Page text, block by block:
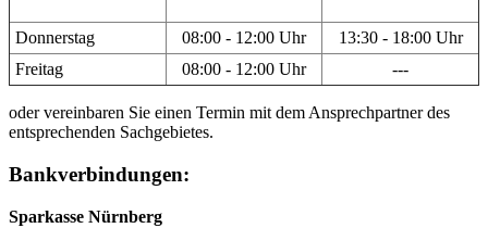
Donnerstag 08:00 - 12:00 Uhr
13:30 - 18:00 Uhr
Freitag
08:00 - 12:00 Uhr ---
oder vereinbaren Sie einen Termin mit dem Ansprechpartner des
entsprechenden Sachgebietes.
Bankverbindungen:
Sparkasse Nürnberg